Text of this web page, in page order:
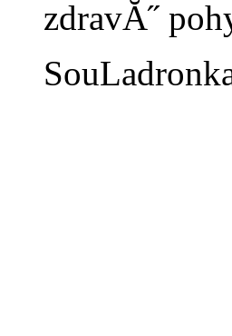
zdravĂ˝